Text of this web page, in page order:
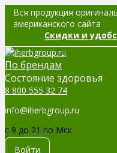
Вся продукция
американского сайта
Скидки и
По брендам
Cостояние здоровья
8 800 555 32 74
info@iherbgroup.ru
c 9 до 21 по Мск
Войти